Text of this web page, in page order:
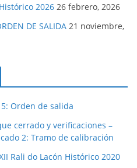
2026 26 febrero, 2026
DE SALIDA 21 noviembre,
Orden de salida
cerrado y verificaciones –
2: Tramo de calibración
Rali do Lacón Histórico 2020